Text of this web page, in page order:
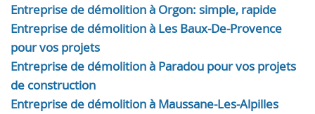
Entreprise de démolition à Orgon: simple, rapide
Entreprise de démolition à Les Baux-De-Provence
pour vos projets
Entreprise de démolition à Paradou pour vos projets
de construction
Entreprise de démolition à Maussane-Les-Alpilles